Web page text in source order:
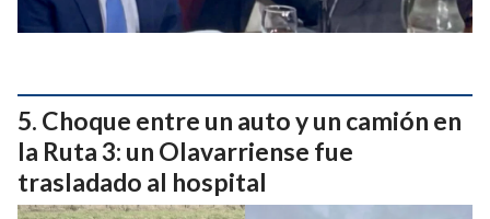
Choque entre un auto y un camión en
la Ruta 3: un Olavarriense fue
trasladado al hospital